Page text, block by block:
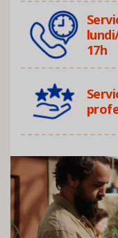
17h